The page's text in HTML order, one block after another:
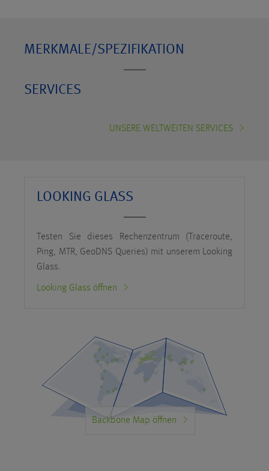
MERKMALE/SPEZIFIKATION
SERVICES
UNSERE WELTWEITEN SERVICES
LOOKING GLASS
Testen Sie dieses Rechenzentrum (Traceroute,
Ping, MTR, GeoDNS Queries) mit unserem Looking
Glass.
Looking Glass öffnen
Backbone Map öffnen